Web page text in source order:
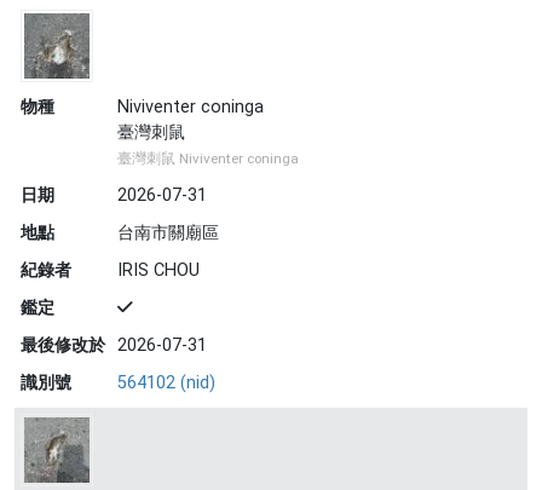
物種
Niviventer coninga
臺灣刺鼠
臺灣刺鼠 Niviventer coninga
日期
2026-07-31
地點
台南市關廟區
紀錄者
IRIS CHOU
鑑定
最後修改於 2026-07-31
識別號
564102 (nid)